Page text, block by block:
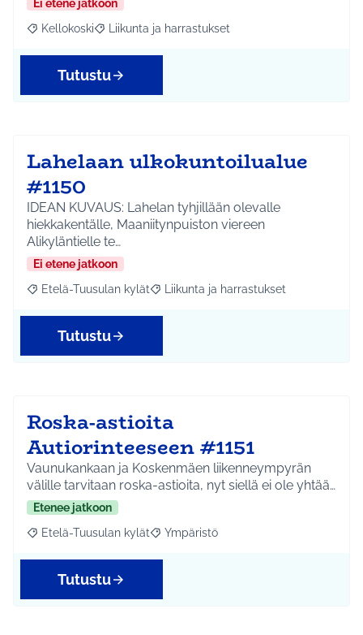
Ei etene jatkoon
Rajaa tulokset aihepiirin mukaan: Kellokoski
Kellokoski Rajaa tulokset teeman mukaan: Liikunta ja
Liikunta ja harrastukset
Tutustu
Lahelaan ulkokuntoilualue
#1150
IDEAN KUVAUS: Lahelan tyhjillään olevalle
hiekkakentälle, Maaniitynpuiston viereen
Alikyläntielle te…
Ei etene jatkoon
Rajaa tulokset aihepiirin mukaan: Etelä-Tuusulan kylät
Etelä-Tuusulan kylät Rajaa tulokset teeman mukaan:
Liikunta ja harrastukset
Tutustu
Roska-astioita
Autiorinteeseen #1151
Vaunukankaan ja Koskenmäen liikenneympyrän
välille tarvitaan roska-astioita, nyt siellä ei ole yhtää…
Etenee jatkoon
Rajaa tulokset aihepiirin mukaan: Etelä-Tuusulan kylät
Etelä-Tuusulan kylät Rajaa tulokset teeman mukaan:
Ympäristö
Tutustu